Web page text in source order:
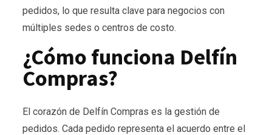
pedidos, lo que resulta clave para negocios con
múltiples sedes o centros de costo.
¿Cómo funciona Delfín
Compras?
El corazón de Delfín Compras es la gestión de
pedidos. Cada pedido representa el acuerdo entre el